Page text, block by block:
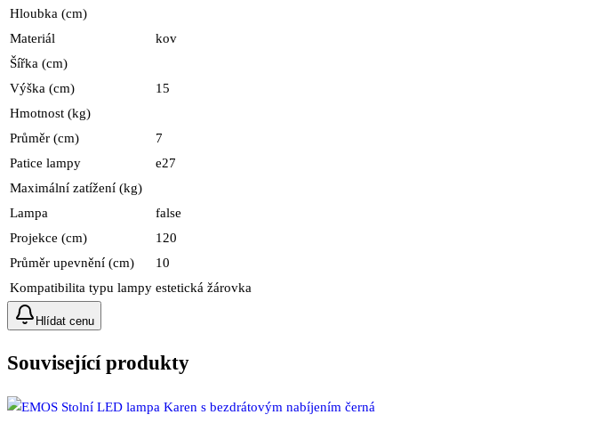
Hloubka (cm)
Materiál
kov
Šířka (cm)
Výška (cm)
15
Hmotnost (kg)
Průměr (cm)
7
Patice lampy
e27
Maximální zatížení (kg)
Lampa
false
Projekce (cm)
120
Průměr upevnění (cm)
10
Kompatibilita typu lampy estetická žárovka
Hlídat cenu
Související produkty